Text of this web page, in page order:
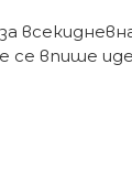
впише